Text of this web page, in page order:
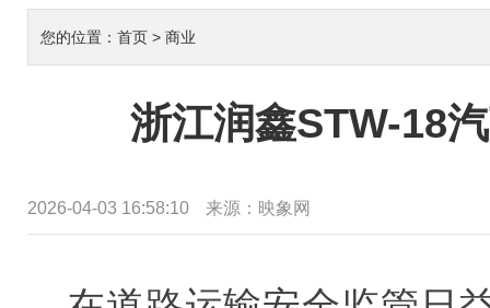
您的位置： 首页 > 商业
浙江润鑫STW-18
2026-04-03 16:58:10 来源：映象网